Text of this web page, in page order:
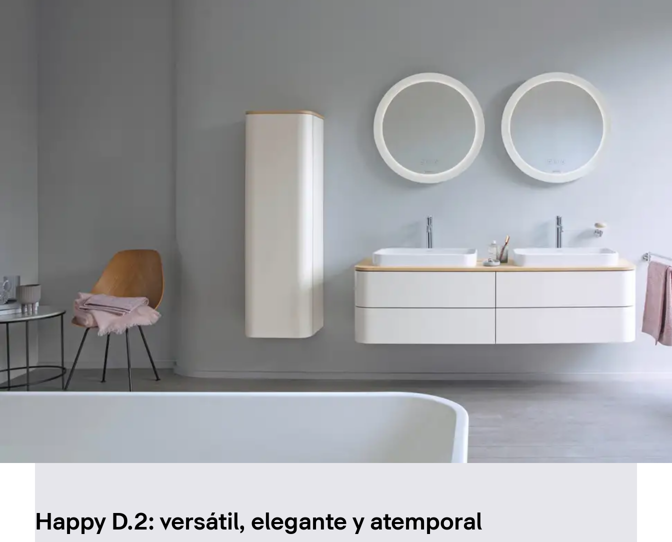
Happy D.2: versátil, elegante y atemporal